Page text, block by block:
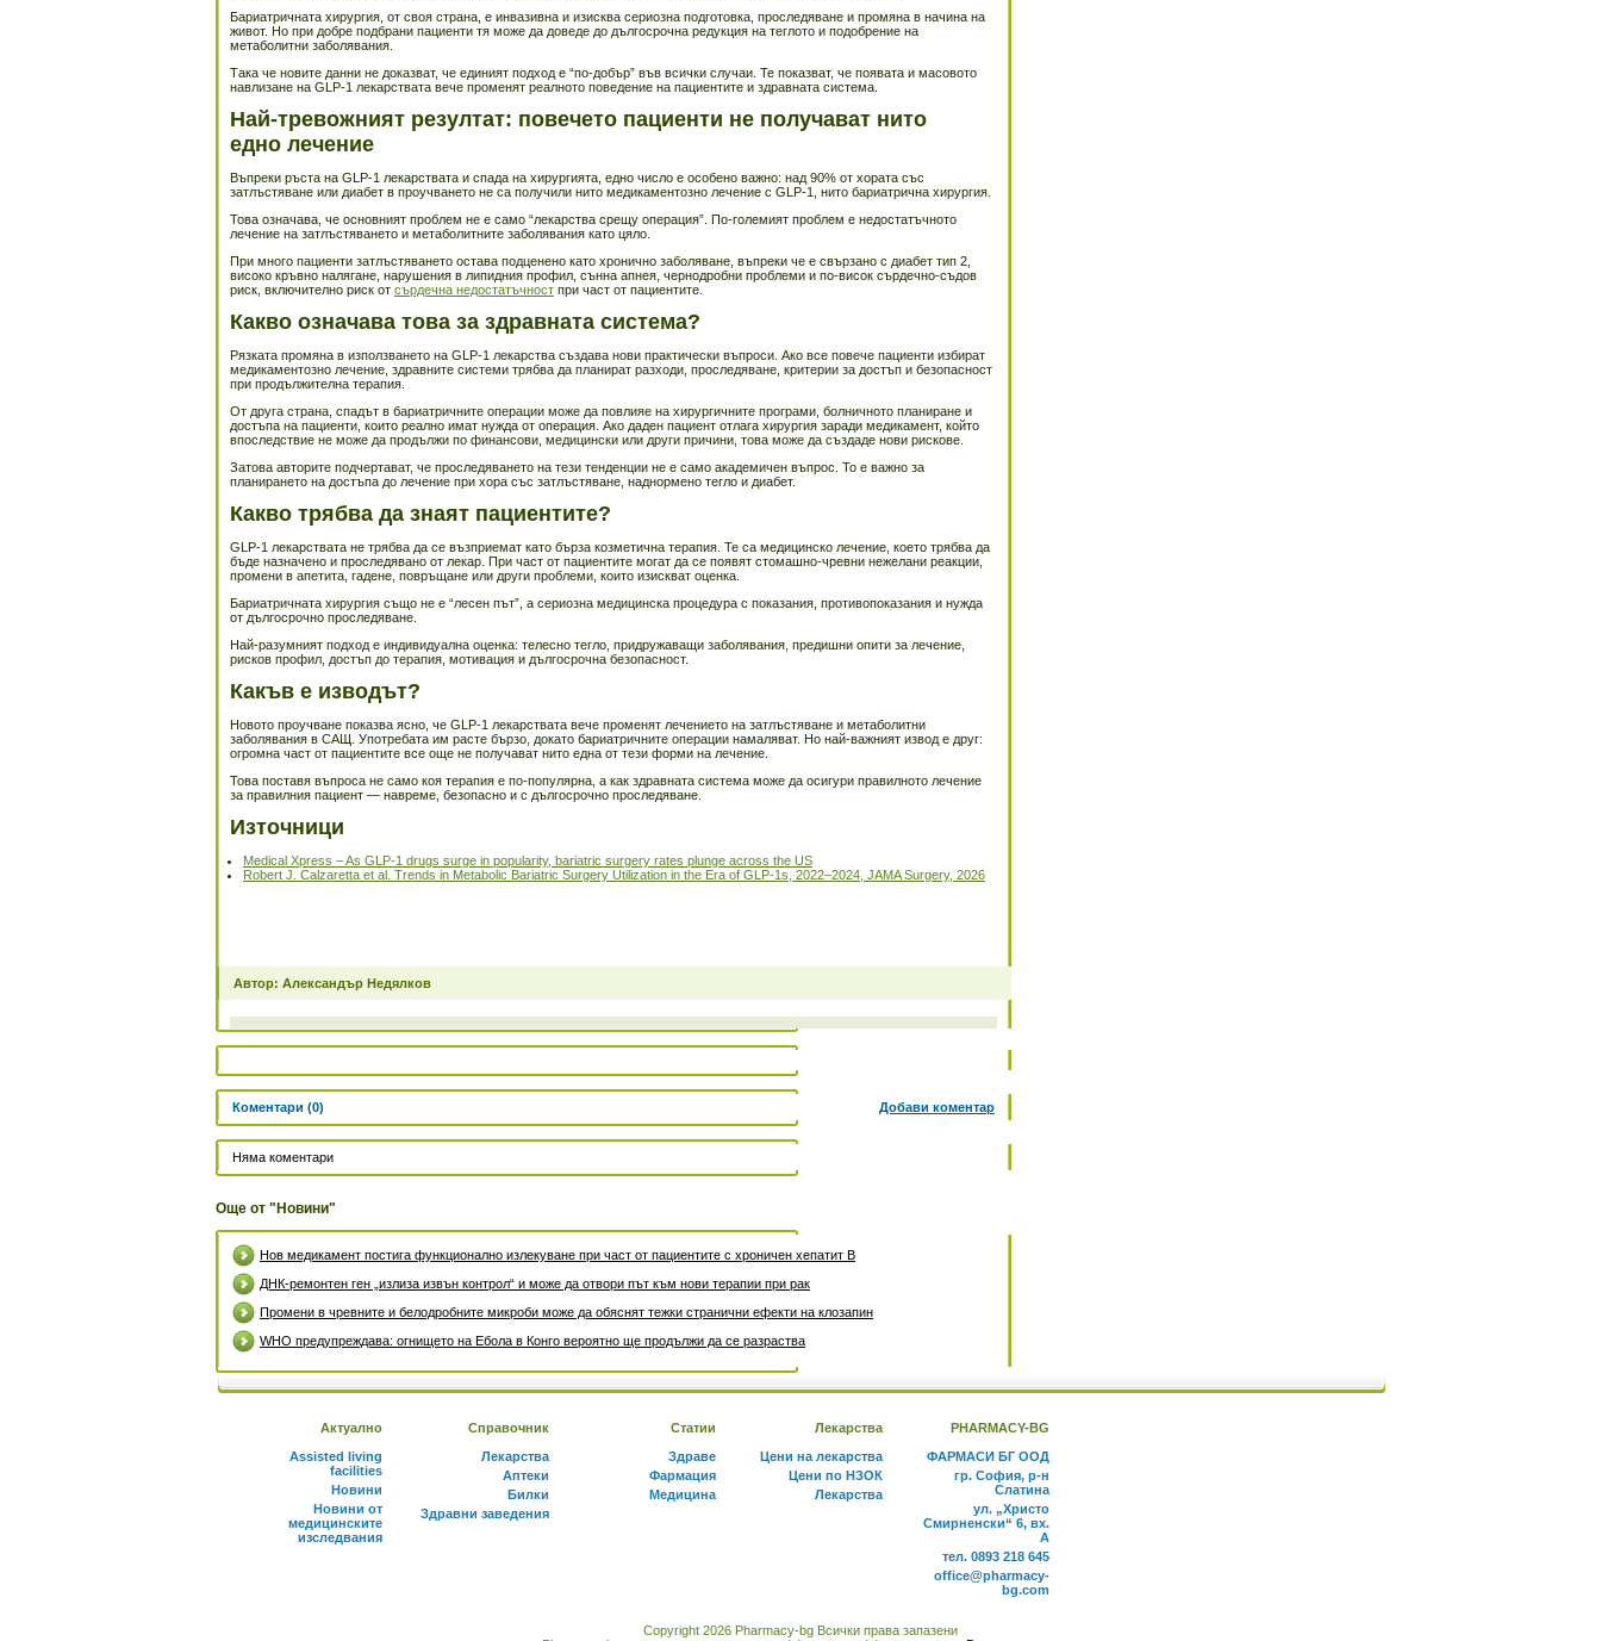
Бариатричната хирургия, от своя страна, е инвазивна и изисква сериозна подготовка, проследяване и промяна в начина на
живот. Но при добре подбрани пациенти тя може да доведе до дългосрочна редукция на теглото и подобрение на
метаболитни заболявания.
Така че новите данни не доказват, че единият подход е “по-добър” във всички случаи. Те показват, че появата и масовото
навлизане на GLP-1 лекарствата вече променят реалното поведение на пациентите и здравната система.
Най-тревожният резултат: повечето пациенти не получават нито
едно лечение
Въпреки ръста на GLP-1 лекарствата и спада на хирургията, едно число е особено важно: над 90% от хората със
затлъстяване или диабет в проучването не са получили нито медикаментозно лечение с GLP-1, нито бариатрична хирургия.
Това означава, че основният проблем не е само “лекарства срещу операция”. По-големият проблем е недостатъчното
лечение на затлъстяването и метаболитните заболявания като цяло.
При много пациенти затлъстяването остава подценено като хронично заболяване, въпреки че е свързано с диабет тип 2,
високо кръвно налягане, нарушения в липидния профил, сънна апнея, чернодробни проблеми и по-висок сърдечно-съдов
риск, включително риск от сърдечна недостатъчност при част от пациентите.
Какво означава това за здравната система?
Рязката промяна в използването на GLP-1 лекарства създава нови практически въпроси. Ако все повече пациенти избират
медикаментозно лечение, здравните системи трябва да планират разходи, проследяване, критерии за достъп и безопасност
при продължителна терапия.
От друга страна, спадът в бариатричните операции може да повлияе на хирургичните програми, болничното планиране и
достъпа на пациенти, които реално имат нужда от операция. Ако даден пациент отлага хирургия заради медикамент, който
впоследствие не може да продължи по финансови, медицински или други причини, това може да създаде нови рискове.
Затова авторите подчертават, че проследяването на тези тенденции не е само академичен въпрос. То е важно за
планирането на достъпа до лечение при хора със затлъстяване, наднормено тегло и диабет.
Какво трябва да знаят пациентите?
GLP-1 лекарствата не трябва да се възприемат като бърза козметична терапия. Те са медицинско лечение, което трябва да
бъде назначено и проследявано от лекар. При част от пациентите могат да се появят стомашно-чревни нежелани реакции,
промени в апетита, гадене, повръщане или други проблеми, които изискват оценка.
Бариатричната хирургия също не е “лесен път”, а сериозна медицинска процедура с показания, противопоказания и нужда
от дългосрочно проследяване.
Най-разумният подход е индивидуална оценка: телесно тегло, придружаващи заболявания, предишни опити за лечение,
рисков профил, достъп до терапия, мотивация и дългосрочна безопасност.
Какъв е изводът?
Новото проучване показва ясно, че GLP-1 лекарствата вече променят лечението на затлъстяване и метаболитни
заболявания в САЩ. Употребата им расте бързо, докато бариатричните операции намаляват. Но най-важният извод е друг:
огромна част от пациентите все още не получават нито една от тези форми на лечение.
Това поставя въпроса не само коя терапия е по-популярна, а как здравната система може да осигури правилното лечение
за правилния пациент — навреме, безопасно и с дългосрочно проследяване.
Източници
Medical Xpress – As GLP-1 drugs surge in popularity, bariatric surgery rates plunge across the US
Robert J. Calzaretta et al. Trends in Metabolic Bariatric Surgery Utilization in the Era of GLP-1s, 2022–2024, JAMA Surgery, 2026
Автор: Александър Недялков
Коментари (0) Добави коментар
Няма коментари
Още от "Новини"
Нов медикамент постига функционално излекуване при част от пациентите с хроничен хепатит B
ДНК-ремонтен ген „излиза извън контрол“ и може да отвори път към нови терапии при рак
Промени в чревните и белодробните микроби може да обяснят тежки странични ефекти на клозапин
WHO предупреждава: огнището на Ебола в Конго вероятно ще продължи да се разраства
Актуално
Assisted living
facilities
Новини
Новини от
медицинските
изследвания
Справочник
Лекарства
Аптеки
Билки
Здравни заведения
Статии
Здраве
Фармация
Медицина
Лекарства
Цени на лекарства
Цени по НЗОК
Лекарства
PHARMACY-BG
ФАРМАСИ БГ ООД
гр. София, р-н
Слатина
ул. „Христо
Смирненски“ 6, вх.
А
тел. 0893 218 645
office@pharmacy-
bg.com
Copyright 2026 Pharmacy-bg Всички права запазени